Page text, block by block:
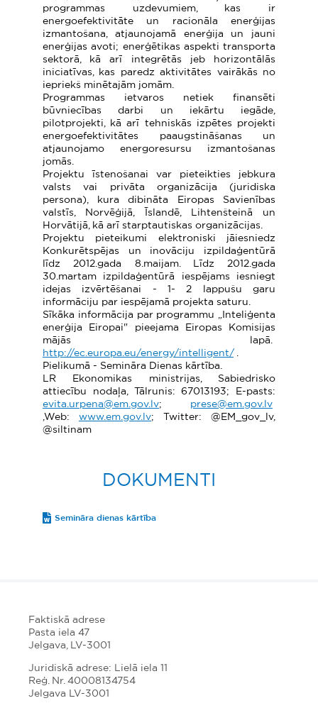
programmas uzdevumiem, kas ir
energoefektivitāte un racionāla enerģijas
izmantošana, atjaunojamā enerģija un jauni
enerģijas avoti; enerģētikas aspekti transporta
sektorā, kā arī integrētās jeb horizontālās
iniciatīvas, kas paredz aktivitātes vairākās no
iepriekš minētajām jomām.
Programmas ietvaros netiek finansēti
būvniecības darbi un iekārtu iegāde,
pilotprojekti, kā arī tehniskās izpētes projekti
energoefektivitātes paaugstināšanas un
atjaunojamo energoresursu izmantošanas
jomās.
Projektu īstenošanai var pieteikties jebkura
valsts vai privāta organizācija (juridiska
persona), kura dibināta Eiropas Savienības
valstīs, Norvēģijā, Īslandē, Lihtenšteinā un
Horvātijā, kā arī starptautiskas organizācijas.
Projektu pieteikumi elektroniski jāiesniedz
Konkurētspējas un inovāciju izpildaģentūrā
līdz 2012.gada 8.maijam. Līdz 2012.gada
30.martam izpildaģentūrā iespējams iesniegt
idejas izvērtēšanai - 1- 2 lappušu garu
informāciju par iespējamā projekta saturu.
Sīkāka informācija par programmu „Inteliģenta
enerģija Eiropai" pieejama Eiropas Komisijas
mājās lapā.
http://ec.europa.eu/energy/intelligent/.
Pielikumā - Semināra Dienas kārtība.
LR Ekonomikas ministrijas, Sabiedrisko
attiecību nodaļa, Tālrunis: 67013193; E-pasts:
evita.urpena@em.gov.lv; prese@em.gov.lv
,Web: www.em.gov.lv; Twitter: @EM_gov_lv,
@siltinam
DOKUMENTI
Semināra dienas kārtība
Faktiskā adrese
Pasta iela 47
Jelgava, LV-3001
Juridiskā adrese: Lielā iela 11
Reģ. Nr. 40008134754
Jelgava LV-3001